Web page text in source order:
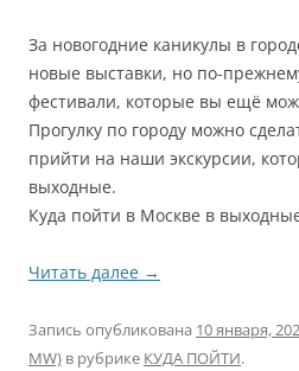
За новогодние каникулы в
новые выставки, но по-
фестивали, которые вы ещё
Прогулку по городу можно
прийти на наши экскурсии,
выходные.
Куда пойти в Москве в
Читать далее →
Запись опубликована 10 января,
MW) в рубрике КУДА ПОЙТИ.